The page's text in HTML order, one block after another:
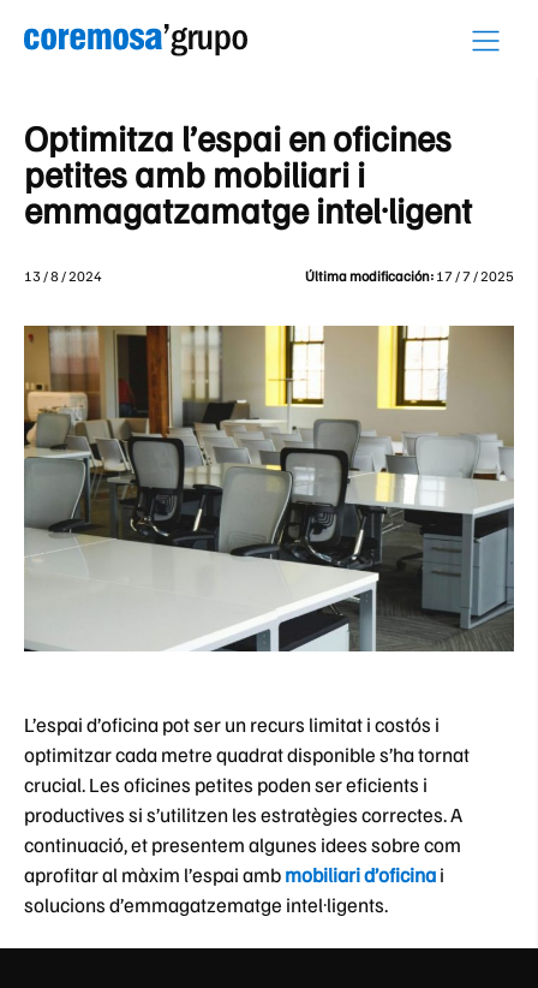
Optimitza l’espai en oficines
petites amb mobiliari i
emmagatzamatge intel·ligent
13 / 8 / 2024 Última modificación: 17 / 7 / 2025
L’espai d’oficina pot ser un recurs limitat i costós i
optimitzar cada metre quadrat disponible s’ha tornat
crucial. Les oficines petites poden ser eficients i
productives si s’utilitzen les estratègies correctes. A
continuació, et presentem algunes idees sobre com
aprofitar al màxim l’espai ambmobiliari d’oficinai
solucions d’emmagatzematge intel·ligents.